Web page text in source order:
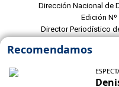
Dirección Nacional de
Edición
Director Periodístico